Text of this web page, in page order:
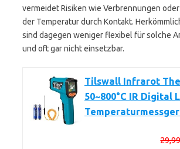
vermeidet Risiken wie Verbrennungen
der Temperatur durch Kontakt.
sind dagegen weniger flexibel für solche
und oft gar nicht einsetzbar.
Tilswall Infrarot
50~800°C IR Digital